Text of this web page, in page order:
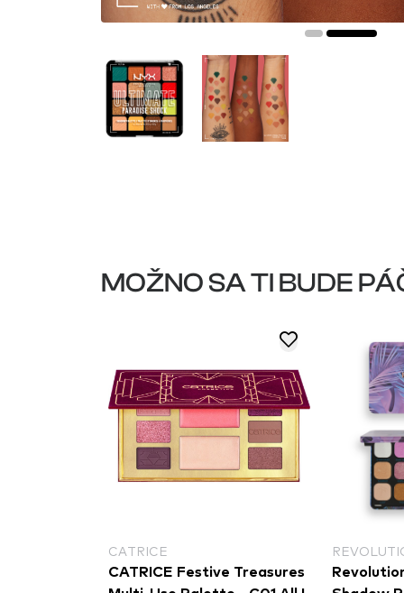
MOŽNO SA TI BUDE
REVOLUTION
Revolution Forever Flawless